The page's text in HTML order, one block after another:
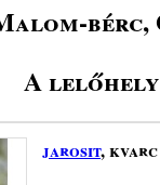
A lelőhely
jarosit, kvarc